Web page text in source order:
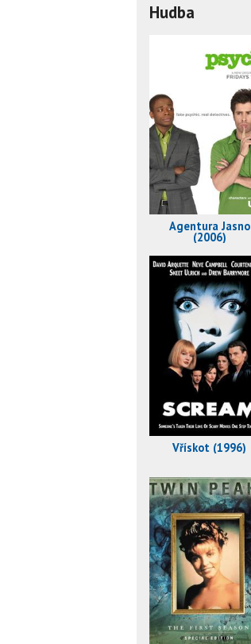
Hudba
Agentura Jasno
(2006)
Vřískot (1996)